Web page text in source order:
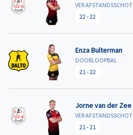
VER AFSTANDSSCHOT
22-22
Enza Bulterman
DOORLOOPBAL
21-22
Jorne van der Zee
VER AFSTANDSSCHOT
21-21